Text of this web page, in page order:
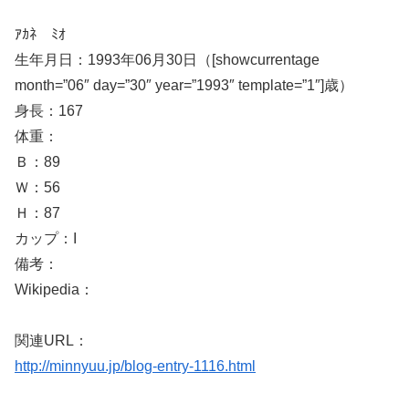
ｱｶﾈ ﾐｵ
生年月日：1993年06月30日（[showcurrentage
month=”06″ day=”30″ year=”1993″ template=”1″]歳）
身長：167
体重：
Ｂ：89
Ｗ：56
Ｈ：87
カップ：I
備考：
Wikipedia：
関連URL：
http://minnyuu.jp/blog-entry-1116.html